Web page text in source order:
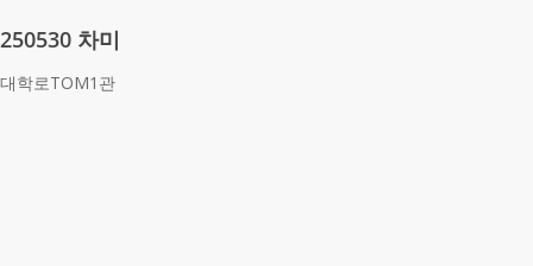
250530 차미
대학로TOM1관